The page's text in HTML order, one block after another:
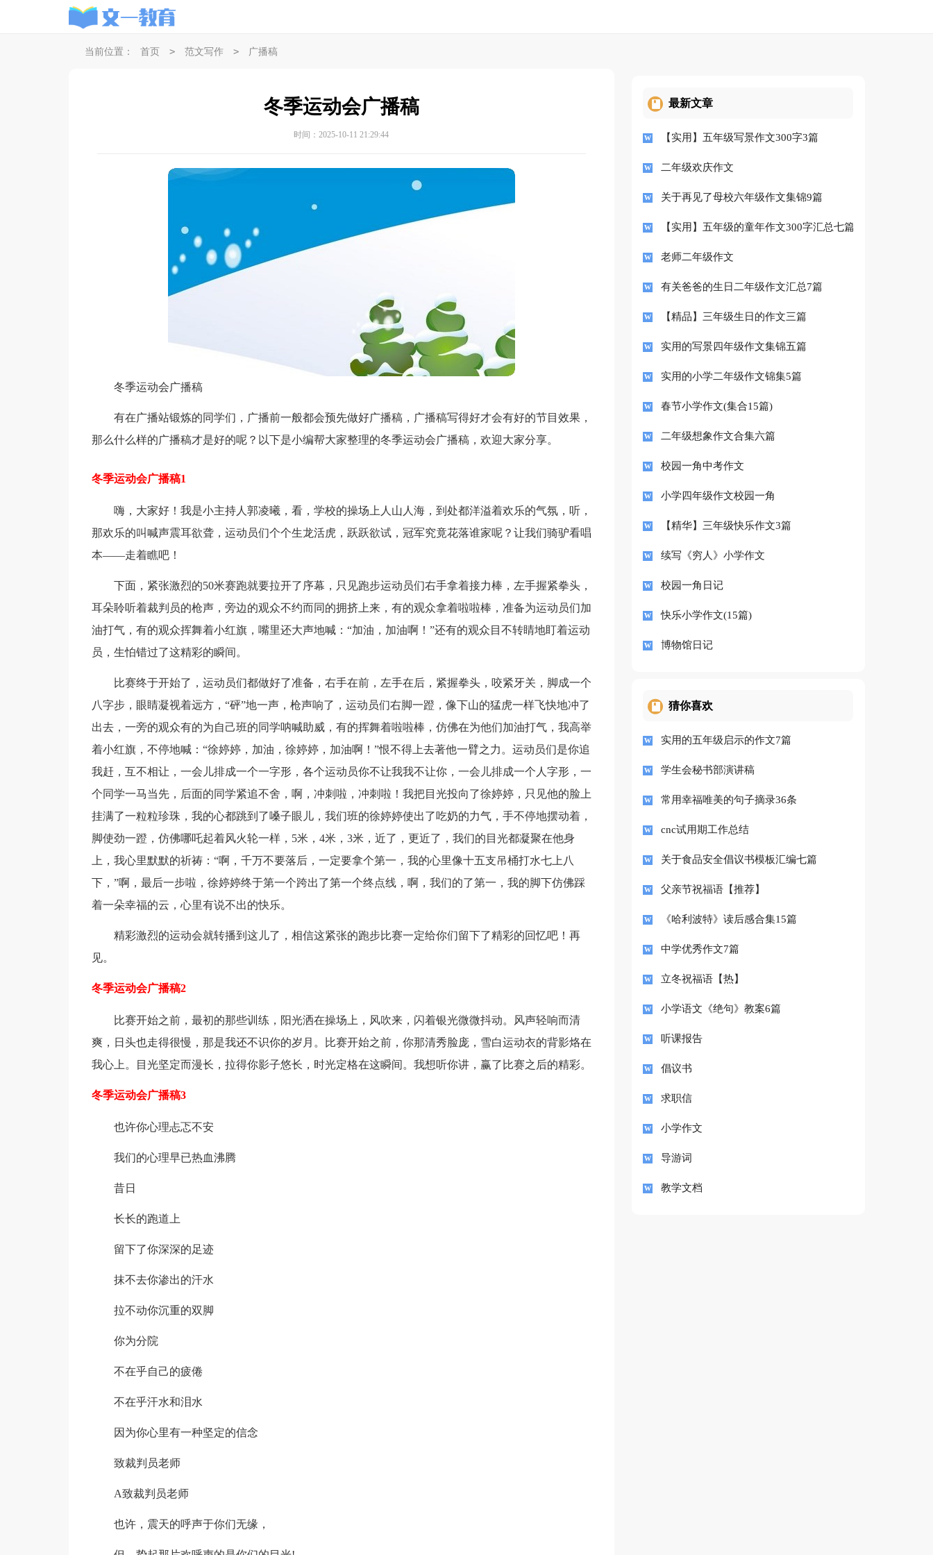
当前位置： 首页 > 范文写作 > 广播稿
冬季运动会广播稿
时间：2025-10-11 21:29:44
冬季运动会广播稿
有在广播站锻炼的同学们，广播前一般都会预先做好广播稿，广播稿写得好才会有好的节目效果，
那么什么样的广播稿才是好的呢？以下是小编帮大家整理的冬季运动会广播稿，欢迎大家分享。
冬季运动会广播稿1
嗨，大家好！我是小主持人郭凌曦，看，学校的操场上人山人海，到处都洋溢着欢乐的气氛，听，
那欢乐的叫喊声震耳欲聋，运动员们个个生龙活虎，跃跃欲试，冠军究竟花落谁家呢？让我们骑驴看唱
本——走着瞧吧！
下面，紧张激烈的50米赛跑就要拉开了序幕，只见跑步运动员们右手拿着接力棒，左手握紧拳头，
耳朵聆听着裁判员的枪声，旁边的观众不约而同的拥挤上来，有的观众拿着啦啦棒，准备为运动员们加
油打气，有的观众挥舞着小红旗，嘴里还大声地喊：“加油，加油啊！”还有的观众目不转睛地盯着运动
员，生怕错过了这精彩的瞬间。
比赛终于开始了，运动员们都做好了准备，右手在前，左手在后，紧握拳头，咬紧牙关，脚成一个
八字步，眼睛凝视着远方，“砰”地一声，枪声响了，运动员们右脚一蹬，像下山的猛虎一样飞快地冲了
出去，一旁的观众有的为自己班的同学呐喊助威，有的挥舞着啦啦棒，仿佛在为他们加油打气，我高举
着小红旗，不停地喊：“徐婷婷，加油，徐婷婷，加油啊！”恨不得上去著他一臂之力。运动员们是你追
我赶，互不相让，一会儿排成一个一字形，各个运动员你不让我我不让你，一会儿排成一个人字形，一
个同学一马当先，后面的同学紧追不舍，啊，冲刺啦，冲刺啦！我把目光投向了徐婷婷，只见他的脸上
挂满了一粒粒珍珠，我的心都跳到了嗓子眼儿，我们班的徐婷婷使出了吃奶的力气，手不停地摆动着，
脚使劲一蹬，仿佛哪吒起着风火轮一样，5米，4米，3米，近了，更近了，我们的目光都凝聚在他身
上，我心里默默的祈祷：“啊，千万不要落后，一定要拿个第一，我的心里像十五支吊桶打水七上八
下，”啊，最后一步啦，徐婷婷终于第一个跨出了第一个终点线，啊，我们的了第一，我的脚下仿佛踩
着一朵幸福的云，心里有说不出的快乐。
精彩激烈的运动会就转播到这儿了，相信这紧张的跑步比赛一定给你们留下了精彩的回忆吧！再
见。
冬季运动会广播稿2
比赛开始之前，最初的那些训练，阳光洒在操场上，风吹来，闪着银光微微抖动。风声轻响而清
爽，日头也走得很慢，那是我还不识你的岁月。比赛开始之前，你那清秀脸庞，雪白运动衣的背影烙在
我心上。目光坚定而漫长，拉得你影子悠长，时光定格在这瞬间。我想听你讲，赢了比赛之后的精彩。
冬季运动会广播稿3
也许你心理忐忑不安
我们的心理早已热血沸腾
昔日
长长的跑道上
留下了你深深的足迹
抹不去你渗出的汗水
拉不动你沉重的双脚
你为分院
不在乎自己的疲倦
不在乎汗水和泪水
因为你心里有一种坚定的信念
致裁判员老师
A致裁判员老师
也许，震天的呼声于你们无缘，
最新文章
【实用】五年级写景作文300字3篇
二年级欢庆作文
关于再见了母校六年级作文集锦9篇
【实用】五年级的童年作文300字汇总七篇
老师二年级作文
有关爸爸的生日二年级作文汇总7篇
【精品】三年级生日的作文三篇
实用的写景四年级作文集锦五篇
实用的小学二年级作文锦集5篇
春节小学作文(集合15篇)
二年级想象作文合集六篇
校园一角中考作文
小学四年级作文校园一角
【精华】三年级快乐作文3篇
续写《穷人》小学作文
校园一角日记
快乐小学作文(15篇)
博物馆日记
猜你喜欢
实用的五年级启示的作文7篇
学生会秘书部演讲稿
常用幸福唯美的句子摘录36条
cnc试用期工作总结
关于食品安全倡议书模板汇编七篇
父亲节祝福语【推荐】
《哈利波特》读后感合集15篇
中学优秀作文7篇
立冬祝福语【热】
小学语文《绝句》教案6篇
听课报告
倡议书
求职信
小学作文
导游词
教学文档